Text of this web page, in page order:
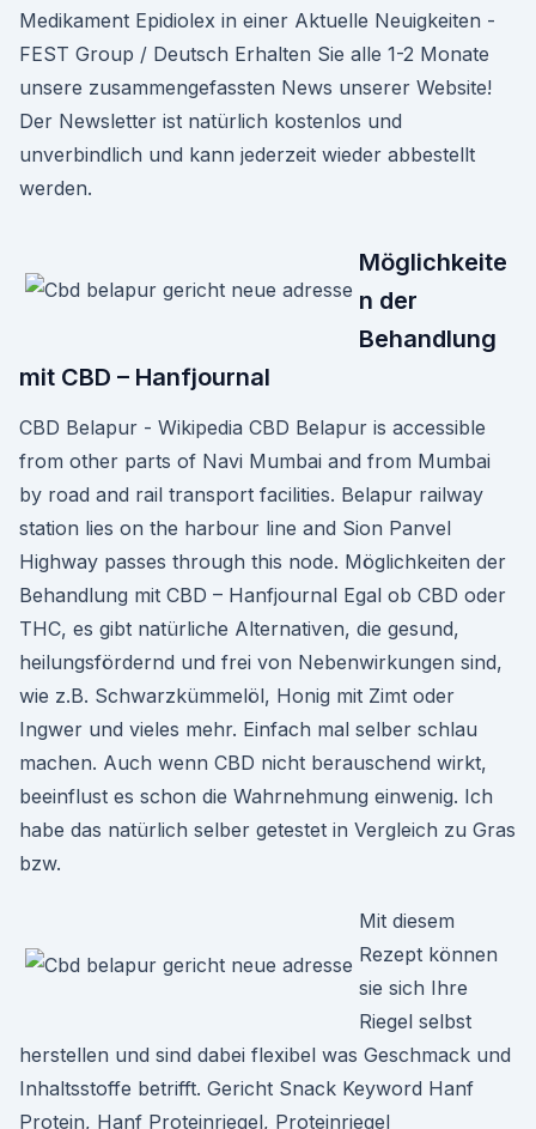
Medikament Epidiolex in einer Aktuelle Neuigkeiten -
FEST Group / Deutsch Erhalten Sie alle 1-2 Monate
unsere zusammengefassten News unserer Website!
Der Newsletter ist natürlich kostenlos und
unverbindlich und kann jederzeit wieder abbestellt
werden.
Möglichkeite
n der
Behandlung
mit CBD – Hanfjournal
CBD Belapur - Wikipedia CBD Belapur is accessible
from other parts of Navi Mumbai and from Mumbai
by road and rail transport facilities. Belapur railway
station lies on the harbour line and Sion Panvel
Highway passes through this node. Möglichkeiten der
Behandlung mit CBD – Hanfjournal Egal ob CBD oder
THC, es gibt natürliche Alternativen, die gesund,
heilungsfördernd und frei von Nebenwirkungen sind,
wie z.B. Schwarzkümmelöl, Honig mit Zimt oder
Ingwer und vieles mehr. Einfach mal selber schlau
machen. Auch wenn CBD nicht berauschend wirkt,
beeinflust es schon die Wahrnehmung einwenig. Ich
habe das natürlich selber getestet in Vergleich zu Gras
bzw.
Mit diesem
Rezept können
sie sich Ihre
Riegel selbst
herstellen und sind dabei flexibel was Geschmack und
Inhaltsstoffe betrifft. Gericht Snack Keyword Hanf
Protein, Hanf Proteinriegel, Proteinriegel